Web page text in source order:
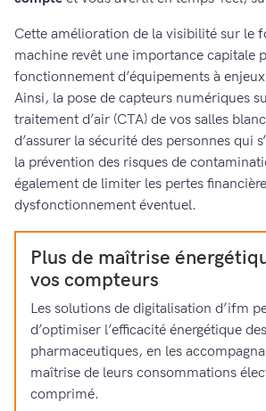
Cette amélioration de la visibilité sur le
machine revêt une importance capitale
fonctionnement d’équipements à
Ainsi, la pose de capteurs numériques
traitement d’air (CTA) de vos salles
d’assurer la sécurité des personnes qui
la prévention des risques de
également de limiter les pertes
dysfonctionnement éventuel.
Plus de maîtrise
vos compteurs
Les solutions de digitalisation d’ifm
d’optimiser l’efficacité énergétique
pharmaceutiques, en les
maîtrise de leurs consommations
comprimé.